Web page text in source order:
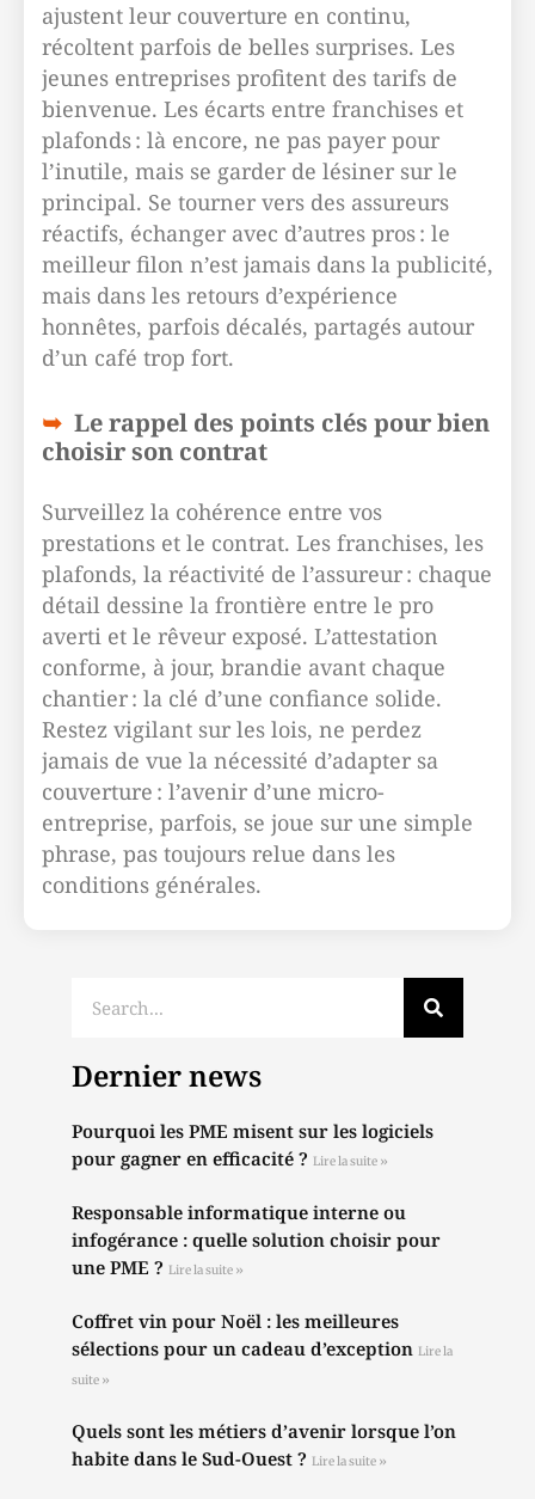
ajustent leur couverture en continu,
récoltent parfois de belles surprises. Les
jeunes entreprises profitent des tarifs de
bienvenue. Les écarts entre franchises et
plafonds : là encore, ne pas payer pour
l’inutile, mais se garder de lésiner sur le
principal. Se tourner vers des assureurs
réactifs, échanger avec d’autres pros : le
meilleur filon n’est jamais dans la publicité,
mais dans les retours d’expérience
honnêtes, parfois décalés, partagés autour
d’un café trop fort.
Le rappel des points clés pour bien
choisir son contrat
Surveillez la cohérence entre vos
prestations et le contrat. Les franchises, les
plafonds, la réactivité de l’assureur : chaque
détail dessine la frontière entre le pro
averti et le rêveur exposé. L’attestation
conforme, à jour, brandie avant chaque
chantier : la clé d’une confiance solide.
Restez vigilant sur les lois, ne perdez
jamais de vue la nécessité d’adapter sa
couverture : l’avenir d’une micro-
entreprise, parfois, se joue sur une simple
phrase, pas toujours relue dans les
conditions générales.
Dernier news
Pourquoi les PME misent sur les logiciels
pour gagner en efficacité ? Lire la suite »
Responsable informatique interne ou
infogérance : quelle solution choisir pour
une PME ? Lire la suite »
Coffret vin pour Noël : les meilleures
sélections pour un cadeau d’exception Lire la
suite »
Quels sont les métiers d’avenir lorsque l’on
habite dans le Sud-Ouest ? Lire la suite »